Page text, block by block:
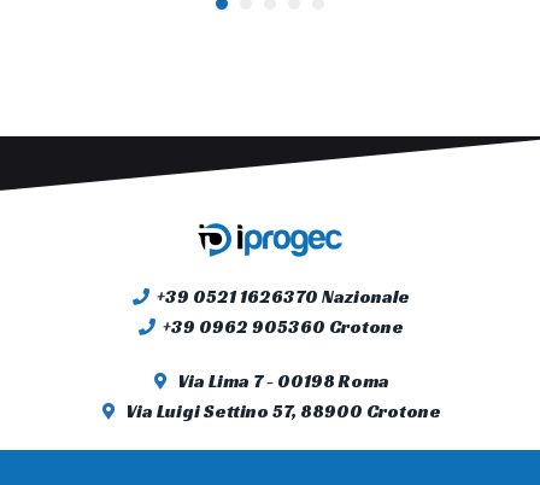
+39 0521 1626370 Nazionale
+39 0962 905360 Crotone
Via Lima 7 - 00198 Roma
Via Luigi Settino 57, 88900 Crotone